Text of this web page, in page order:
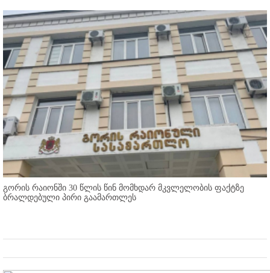
გორის რაიონში 30 წლის წინ მომხდარ მკვლელობის ფაქტზე
ბრალდებული პირი გაამართლეს